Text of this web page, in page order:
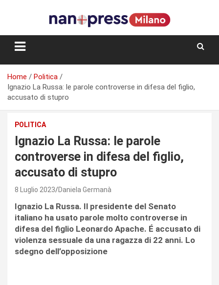
Storie e facce di una città
Home
Politica
Ignazio La Russa: le parole controverse in difesa del figlio,
accusato di stupro
POLITICA
Ignazio La Russa: le parole
controverse in difesa del figlio,
accusato di stupro
8 Luglio 2023 Daniela Germanà
Ignazio La Russa. Il presidente del Senato
italiano ha usato parole molto controverse in
difesa del figlio Leonardo Apache. É accusato di
violenza sessuale da una ragazza di 22 anni. Lo
sdegno dell’opposizione